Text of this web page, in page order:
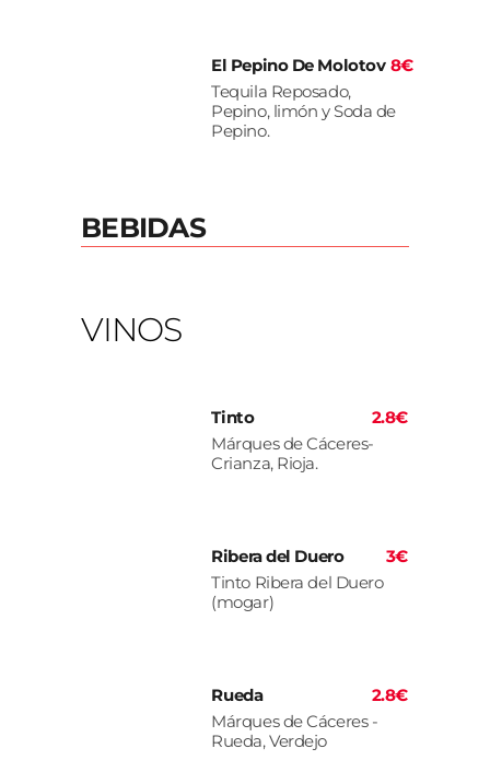
El Pepino De Molotov 8€
Tequila Reposado,
Pepino, limón y Soda de
Pepino.
BEBIDAS
VINOS
Tinto
2.8€
Márques de Cáceres-
Crianza, Rioja.
Ribera del Duero
3€
Tinto Ribera del Duero
(mogar)
Rueda
2.8€
Márques de Cáceres -
Rueda, Verdejo